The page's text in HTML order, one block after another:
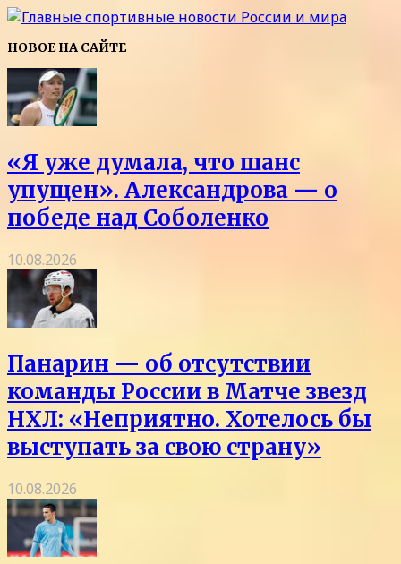
НОВОЕ НА САЙТЕ
«Я уже думала, что шанс
упущен». Александрова — о
победе над Соболенко
10.08.2026
Панарин — об отсутствии
команды России в Матче звезд
НХЛ: «Неприятно. Хотелось бы
выступать за свою страну»
10.08.2026